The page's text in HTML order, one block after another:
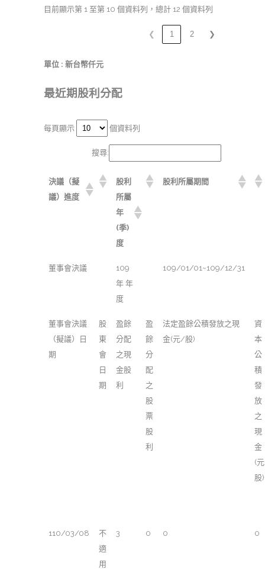
目前顯示第 1 至第 10 個資料列，總計 12 個資料列
❮ 1 2 ❯
單位 : 新台幣仟元
最近期股利分配
每頁顯示 個資料列
搜尋:
決議（擬
議）進度
股利
所屬
年
(季)
度
股利所屬期間
董事會決議
109
年 年
度
109/01/01~109/12/31
董事會決議
（擬議）日
期
股
東
會
日
期
盈餘
分配
之現
金股
利
盈
餘
分
配
之
股
票
股
利
法定盈餘公積發放之現
金(元/股)
資
本
公
積
發
放
之
現
金
(
股)
110/03/08
不
適
用
3 0 0 0